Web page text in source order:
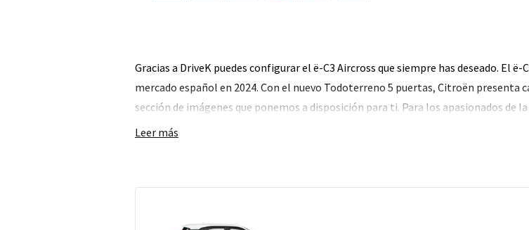
Gracias a DriveK puedes configurar el ë-C3 Aircross que siempre has deseado. El
mercado español en 2024. Con el nuevo Todoterreno 5 puertas, Citroën presenta
sección de imágenes que ponemos a disposición para ti. Para los apasionados de
Leer más